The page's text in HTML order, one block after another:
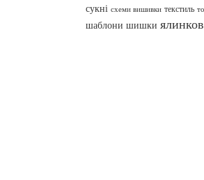
сукні схеми вишивки текстиль
шаблони шишки